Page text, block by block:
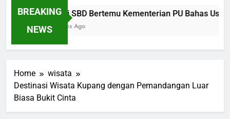
BREAKING
NEWS
Bupati SBD Bertemu Kementerian PU Bahas
4 Months Ago
Home
wisata
Destinasi Wisata Kupang dengan Pemandangan Luar
Biasa Bukit Cinta